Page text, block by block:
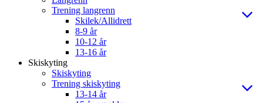
Trening langrenn
Skilek/Allidrett
8-9 år
10-12 år
13-16 år
Skiskyting
Skiskyting
Trening skiskyting
13-14 år